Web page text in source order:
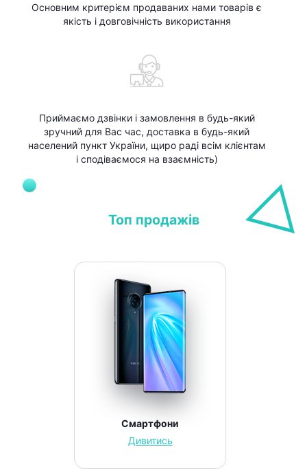
Основним критерієм продаваних нами товарів є
якість і довговічність використання
Приймаємо дзвінки і замовлення в будь-який
зручний для Вас час, доставка в будь-який
населений пункт України, щиро раді всім клієнтам
і сподіваємося на взаємність)
Топ продажів
Смартфони
Дивитись